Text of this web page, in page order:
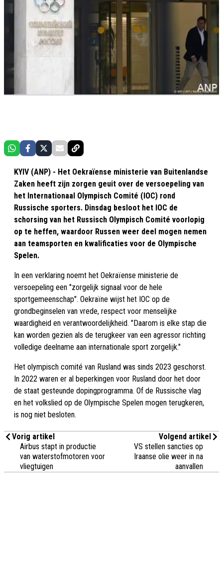
KYIV (ANP) - Het Oekraïense ministerie van Buitenlandse
Zaken heeft zijn zorgen geuit over de versoepeling van
het Internationaal Olympisch Comité (IOC) rond
Russische sporters. Dinsdag besloot het IOC de
schorsing van het Russisch Olympisch Comité voorlopig
op te heffen, waardoor Russen weer deel mogen nemen
aan teamsporten en kwalificaties voor de Olympische
Spelen.
In een verklaring noemt het Oekraïense ministerie de
versoepeling een "zorgelijk signaal voor de hele
sportgemeenschap". Oekraïne wijst het IOC op de
grondbeginselen van vrede, respect voor menselijke
waardigheid en verantwoordelijkheid. "Daarom is elke stap die
kan worden gezien als de terugkeer van een agressor richting
volledige deelname aan internationale sport zorgelijk."
Het olympisch comité van Rusland was sinds 2023 geschorst.
In 2022 waren er al beperkingen voor Rusland door het door
de staat gesteunde dopingprogramma. Of de Russische vlag
en het volkslied op de Olympische Spelen mogen terugkeren,
is nog niet besloten.
Vorig artikel
Airbus stapt in productie
van waterstofmotoren voor
vliegtuigen
Volgend artikel
VS stellen sancties op
Iraanse olie weer in na
aanvallen